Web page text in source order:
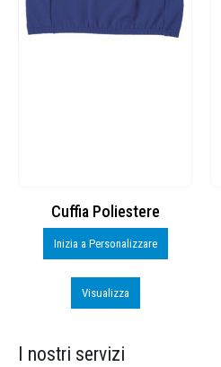
Cuffia Poliestere
Inizia a Personalizzare
Visualizza
I nostri servizi